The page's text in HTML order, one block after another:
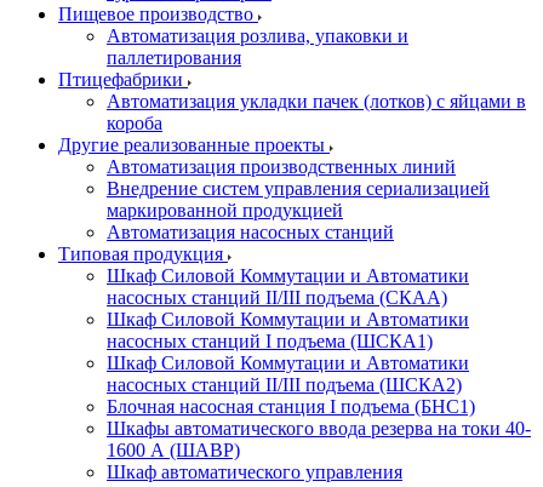
Пищевое производство
Автоматизация розлива, упаковки и
паллетирования
Птицефабрики
Автоматизация укладки пачек (лотков) с яйцами в
короба
Другие реализованные проекты
Автоматизация производственных линий
Внедрение систем управления сериализацией
маркированной продукцией
Автоматизация насосных станций
Типовая продукция
Шкаф Силовой Коммутации и Автоматики
насосных станций II/III подъема (СКАА)
Шкаф Силовой Коммутации и Автоматики
насосных станций I подъема (ШСКА1)
Шкаф Силовой Коммутации и Автоматики
насосных станций II/III подъема (ШСКА2)
Блочная насосная станция I подъема (БНС1)
Шкафы автоматического ввода резерва на токи 40-
1600 А (ШАВР)
Шкаф автоматического управления